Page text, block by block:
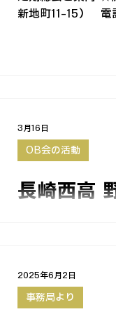
新地町11-15）
長崎西高
OB会の活動
3月16日
事務局より
2025年6月2日